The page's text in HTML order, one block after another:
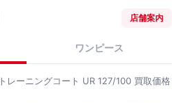
店舗案内
ワンピース
トレーニングコート UR 127/100 買取価格